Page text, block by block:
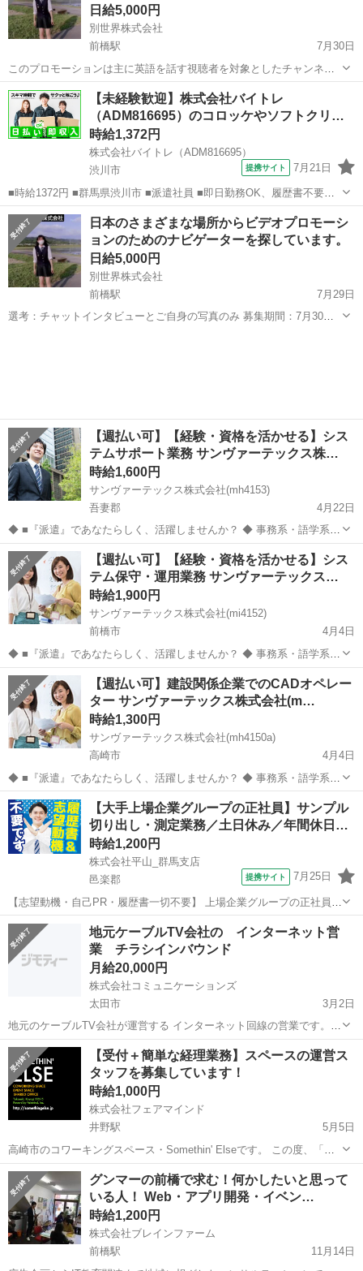
日給5,000円
別世界株式会社
前橋駅
7月30日
このプロモーションは主に英語を話す視聴者を対象としたチャンネル
です。日本の日常にある魅力を発信しています。 選考：チャットイン
タビューとご自身の写真のみ 募集期間：7月30日〜8月30日 撮影場
所：好きな場所をお使いくだ...
群馬 前橋市 前橋駅 その他 morning
【未経験歓迎】株式会社バイトレ
（ADM816695）のコロッケやソフトクリー
ム…
時給1,372円
株式会社バイトレ（ADM816695）
渋川市
提携サイト 7月21日
■時給1372円 ■群馬県渋川市 ■派遣社員 ■即日勤務OK、履歴書不要、
友達と応募OK、未経験歓迎、大学生歓迎、女性活躍中、主婦・主夫歓
迎、フリーター歓迎、学歴不問、ブランクOK、ミドル（40代～）活躍
中、日払い、週払い、...
群馬 渋川市 その他
日本のさまざまな場所からビデオプロモーシ
ョンのためのナビゲーターを探しています。
日給5,000円
別世界株式会社
前橋駅
7月29日
選考：チャットインタビューとご自身の写真のみ 募集期間：7月30
【週払い可】【経験・資格を活かせる】シス
テムサポート業務 サンヴァーテックス株…
時給1,600円
サンヴァーテックス株式会社(mh4153)
吾妻郡
4月22日
◆ ■『派遣』であなたらしく、活躍しませんか？ ◆ 事務系・語学系、
受付(官公庁)、販売・営業・サービス系など、多種多様なお仕事をご提
案しております。まずは気軽にお問合せ下さい。 ・情報セキュリティ
ーに関する基本業務及び...
群馬 その他
【週払い可】【経験・資格を活かせる】シス
テム保守・運用業務 サンヴァーテックス…
時給1,900円
サンヴァーテックス株式会社(mi4152)
前橋市
4月4日
◆ ■『派遣』であなたらしく、活躍しませんか？ ◆ 事務系・語学系、
受付(官公庁)、販売・営業・サービス系など、多種多様なお仕事をご提
案しております。まずは気軽にお問合せ下さい。 【システム運用業
務】 ・地方公営競技場の...
群馬 その他
【週払い可】建設関係企業でのCADオペレー
ター サンヴァーテックス株式会社(m…
時給1,300円
サンヴァーテックス株式会社(mh4150a)
高崎市
4月4日
◆ ■『派遣』であなたらしく、活躍しませんか？ ◆ 事務系・語学系、
受付(官公庁)、販売・営業・サービス系など、多種多様なお仕事をご提
案しております。まずは気軽にお問合せ下さい。 【CADオペレータ
ー、一般事務】 ・CA...
群馬 高崎市 その他
【大手上場企業グループの正社員】サンプル
切り出し・測定業務／土日休み／年間休日…
時給1,200円
株式会社平山_群馬支店
邑楽郡
提携サイト 7月25日
【志望動機・自己PR・履歴書一切不要】 上場企業グループの正社員
(無期派遣)のお仕事になりますが、 かしこまった面接は一切ございま
せん。 ご自身の希望とする働き方や、今後のキャリアプランをお聞か
せください。 #Web選考結...
群馬 邑楽郡 その他
地元ケーブルTV会社の インターネット営
業 チラシインバウンド
月給20,000円
株式会社コミュニケーションズ
太田市
3月2日
地元のケーブルTV会社が運営する インターネット回線の営業です。
チラシを撒いてインバウンドに対する営業なので 簡単営業です。 研修
も１日（３時間）で覚えます。 成果報酬です。１件２００００円～ 週
一でも可能...
群馬 太田市 その他 地元
【受付＋簡単な経理業務】スペースの運営ス
タッフを募集しています！
時給1,000円
株式会社フェアマインド
井野駅
5月5日
高崎市のコワーキングスペース・Somethin' Elseです。 この度、「コ
ワーキングスペースの受付業務」および「経理ソフトを用いた簡単な
経理業務」を担当するスタッフを新たに募集いたします。（日曜＆祝
日勤務） ...
群馬 高崎市 その他 コワーキングスペース
グンマーの前橋で求む！何かしたいと思って
いる人！ Web・アプリ開発・イベン…
時給1,200円
株式会社ブレインファーム
前橋駅
11月14日